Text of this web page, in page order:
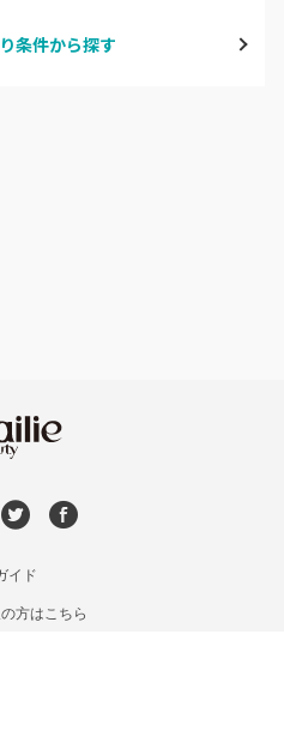
条件から探す
イド
方はこちら